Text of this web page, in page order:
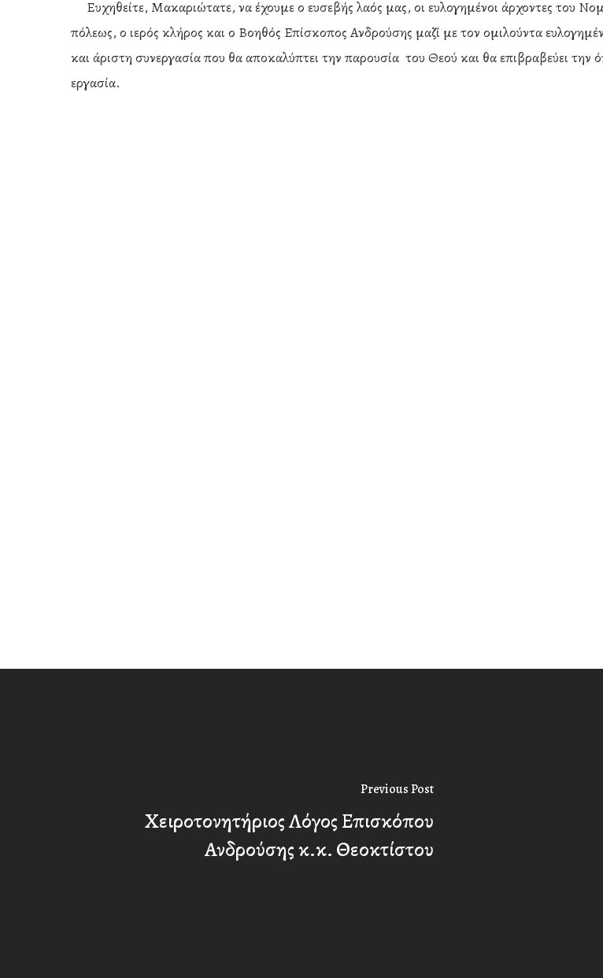
Ευχηθείτε, Μακαριώτατε, να έχουμε ο ευσεβής λαός μας, οι ευλογημένοι άρχοντες του
πόλεως, ο ιερός κλήρος και ο Βοηθός Επίσκοπος Ανδρούσης μαζί με τον ομιλούντα
και άριστη συνεργασία που θα αποκαλύπτει την παρουσία του Θεού και θα επιβραβεύει την
εργασία.
Previous Post
Χειροτονητήριος Λόγος Επισκόπου
Ανδρούσης κ.κ. Θεοκτίστου